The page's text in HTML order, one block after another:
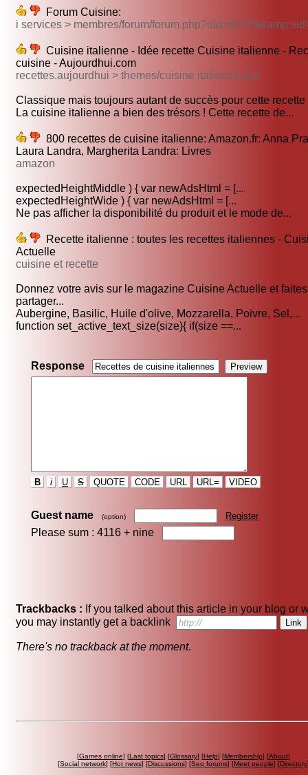
Forum Cuisine:
i services > membres/forum/
Cuisine italienne - Idée recette Cuisine italienne -
cuisine - Aujourdhui.com
recettes.aujourdhui > themes/cuisine italienne.asp
Classique mais toujours autant de succès pour cette recette
La cuisine italienne a bien des trésors ! Cette recette de...
800 recettes de cuisine italienne: Amazon.fr: Anna
Laura Landra, Margherita Landra: Livres
amazon
expectedHeightMiddle ) { var newAdsHtml = [...
expectedHeightWide ) { var newAdsHtml = [...
Ne pas afficher la disponibilité du produit et le mode de...
Recette italienne : toutes les recettes italiennes -
Actuelle
cuisine et recette
Donnez votre avis sur le magazine Cuisine Actuelle et faites
partager...
Aubergine, Basilic, Huile d'olive, Mozzarella, Poivre, Sel,...
function set_active_text_size(size){ if(size ==...
Response
B i U S QUOTE CODE URL URL= VIDEO
Guest name (option) Register
Please sum : 4116 + nine
Trackbacks : If you talked about this article in your blog or
you may instantly get a backlink
There's no trackback at the moment.
[Games online] [Last topics] [Glossary] [Help] [Membership] [About]
[Social network] [Hot news] [Discussions] [Seo forums] [Meet people] [Directory